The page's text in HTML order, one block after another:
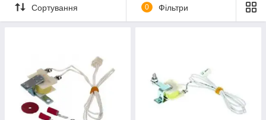
Сортування 0 Фільтри